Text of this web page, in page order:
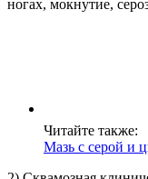
ногах, мокнутие,
Читайте также:
Мазь с серой и